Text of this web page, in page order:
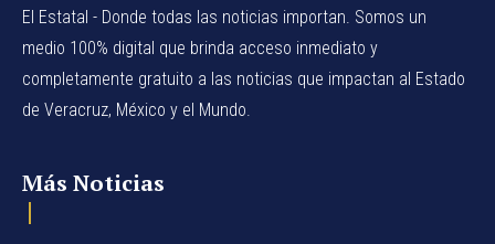
El Estatal - Donde todas las noticias importan. Somos un
medio 100% digital que brinda acceso inmediato y
completamente gratuito a las noticias que impactan al Estado
de Veracruz, México y el Mundo.
Más Noticias